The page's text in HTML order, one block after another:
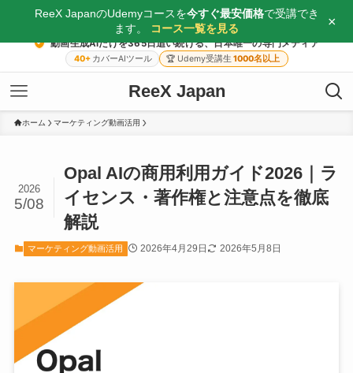
動画生成AIだけを365日追い続ける、日本唯一の専門メディア
40+ カバーAIツール 🏆 Udemy受講生 1000名以上
ReeX Japan
ホーム マーケティング動画活用
Opal AIの商用利用ガイド2026｜ラ
イセンス・著作権と注意点を徹底
解説
2026
5/08
マーケティング動画活用 2026年4月29日 2026年5月8日
ReeX JapanのUdemyコースを今すぐ最安価格で受講でき
ます。
コース一覧を見る ×